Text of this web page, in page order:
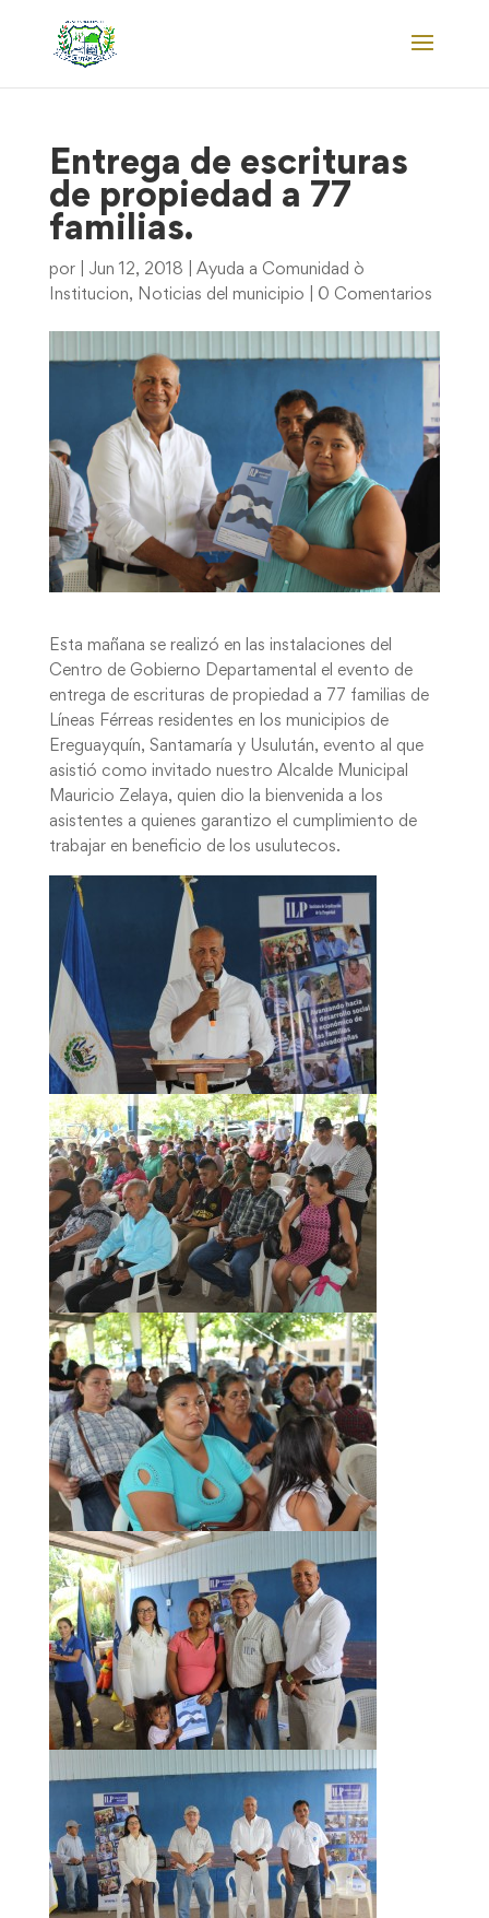
Entrega de escrituras
de propiedad a 77
familias.
por Jun 12, 2018
Ayuda a Comunidad ò
Institucion, Noticias del municipio 0 Comentarios
Esta mañana se realizó en las instalaciones del
Centro de Gobierno Departamental el evento de
entrega de escrituras de propiedad a 77 familias de
Líneas Férreas residentes en los municipios de
Ereguayquín, Santamaría y Usulután, evento al que
asistió como invitado nuestro Alcalde Municipal
Mauricio Zelaya, quien dio la bienvenida a los
asistentes a quienes garantizo el cumplimiento de
trabajar en beneficio de los usulutecos.